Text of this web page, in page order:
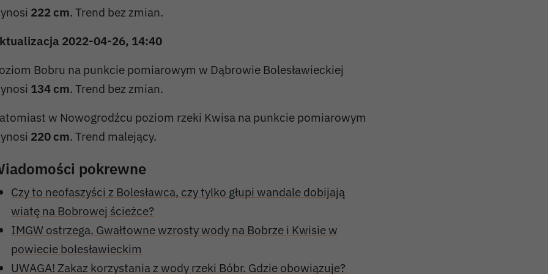
222 cm. Trend bez zmian.
2022-04-26, 14:40
Bobru na punkcie pomiarowym w Dąbrowie Bolesławieckiej
134 cm. Trend bez zmian.
w Nowogrodźcu poziom rzeki Kwisa na punkcie pomiarowym
220 cm. Trend malejący.
pokrewne
Czy to neofaszyści z Bolesławca, czy tylko głupi wandale dobijają
wiatę na Bobrowej ścieżce?
IMGW ostrzega. Gwałtowne wzrosty wody na Bobrze i Kwisie w
powiecie bolesławieckim
UWAGA! Zakaz korzystania z wody rzeki Bóbr. Gdzie obowiązuje?